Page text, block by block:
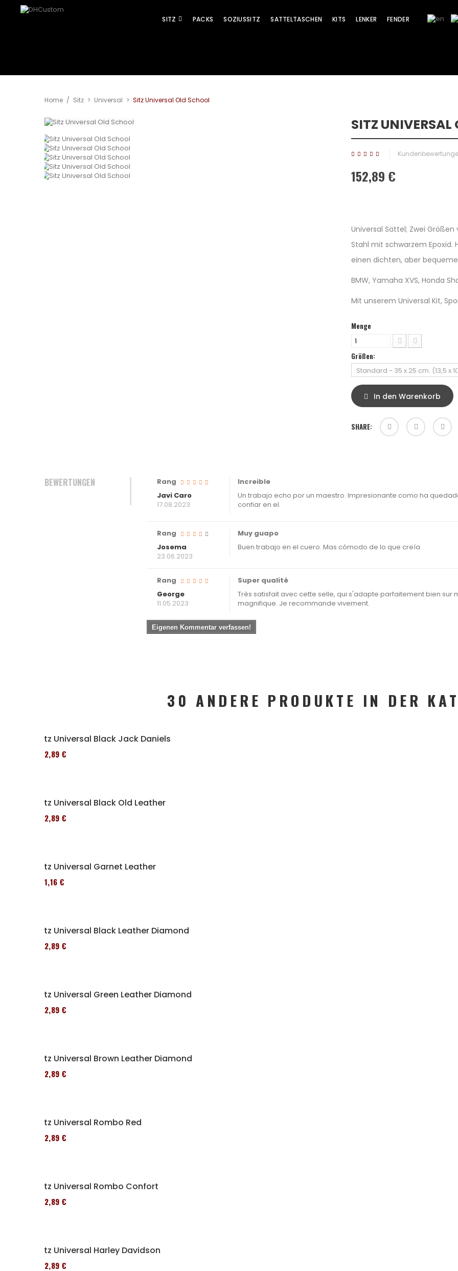
SITZ PACKS SOZIUSSITZ SATTELTASCHEN KITS LENKER FENDER
Home / Sitz > Universal > Sitz Universal Old School
SITZ UNIVERSAL
152,89 €
Universal Sättel; Zwei
Stahl mit schwarzem
einen dichten, aber
BMW, Yamaha XVS, Honda
Mit unserem Universal Kit,
Menge
Größen:
In den Warenkorb
SHARE:
BEWERTUNGEN
Rang
Javi Caro
17.08.2023
Increible
Un trabajo echo por un maestro. Impresionante como ha
confiar en el.
Rang
Josema
23.06.2023
Muy guapo
Buen trabajo en el cuero. Mas cómodo de lo que creía.
Rang
George
11.05.2023
Super qualité
Très satisfait avec cette selle, qui s'adapte parfaitement bien sur
magnifique. Je recommande vivement.
Eigenen Kommentar verfassen!
30 ANDERE PRODUKTE IN DER
Sitz Universal Black Jack Daniels
152,89 €
Sitz Universal Black Old Leather
152,89 €
Sitz Universal Garnet Leather
161,16 €
Sitz Universal Black Leather Diamond
152,89 €
Sitz Universal Green Leather Diamond
152,89 €
Sitz Universal Brown Leather Diamond
152,89 €
Sitz Universal Rombo Red
152,89 €
Sitz Universal Rombo Confort
152,89 €
Sitz Universal Harley Davidson
152,89 €